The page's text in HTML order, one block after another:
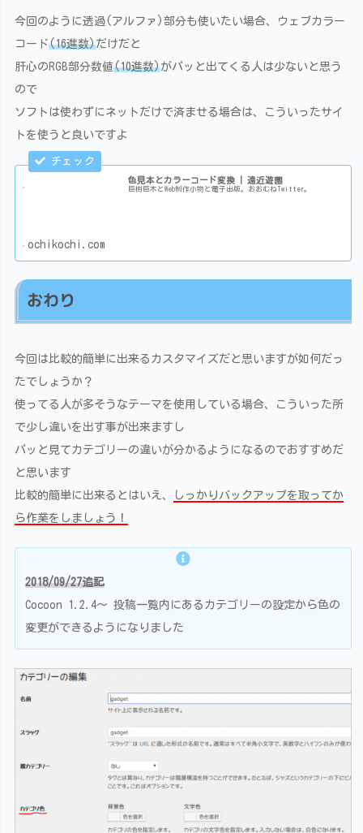
今回のように透過(アルファ)部分も使いたい場合、ウェブカラー
コード(16進数)だけだと
肝心のRGB部分数値(10進数)がパッと出てくる人は少ないと思う
ので
ソフトは使わずにネットだけで済ませる場合は、こういったサイ
トを使うと良いですよ
色見本とカラーコード変換 | 遠近遊園
巨樹巨木とWeb制作小物と電子出版。おおむねTwitter。
ochikochi.com
おわり
今回は比較的簡単に出来るカスタマイズだと思いますが如何だっ
たでしょうか？
使ってる人が多そうなテーマを使用している場合、こういった所
で少し違いを出す事が出来ますし
パッと見てカテゴリーの違いが分かるようになるのでおすすめだ
と思います
比較的簡単に出来るとはいえ、
しっかりバックアップを取ってか
ら作業をしましょう！
2018/09/27追記
Cocoon 1.2.4～ 投稿一覧内にあるカテゴリーの設定から色の
変更ができるようになりました